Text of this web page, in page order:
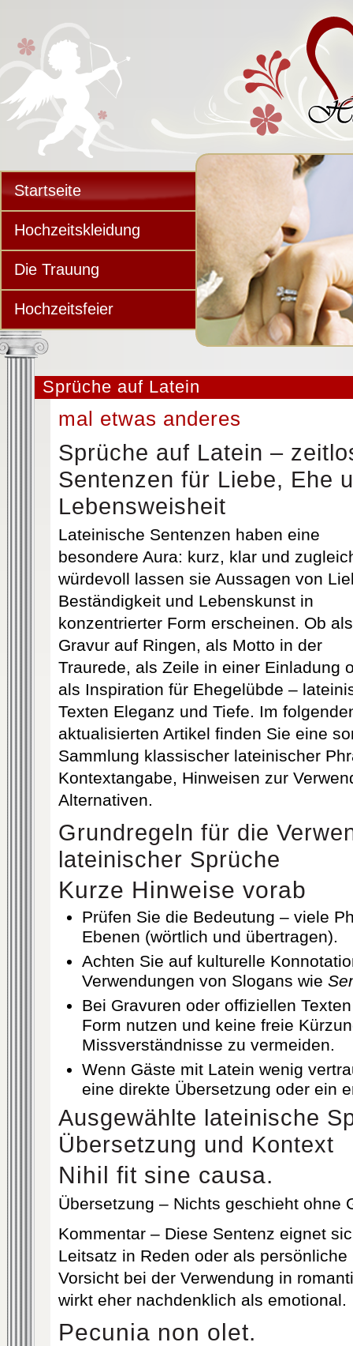
Startseite
Hochzeitskleidung
Die Trauung
Hochzeitsfeier
Sprüche auf Latein
mal etwas anderes
Sprüche auf Latein –
Sentenzen für Liebe, Ehe
Lebensweisheit
Lateinische Sentenzen haben eine
besondere Aura: kurz, klar und
würdevoll lassen sie Aussagen von
Beständigkeit und Lebenskunst in
konzentrierter Form erscheinen. Ob als
Gravur auf Ringen, als Motto in der
Traurede, als Zeile in einer Einladung
als Inspiration für Ehegelübde –
Texten Eleganz und Tiefe. Im
aktualisierten Artikel finden Sie eine
Sammlung klassischer lateinischer
Kontextangabe, Hinweisen zur
Alternativen.
Grundregeln für die
lateinischer Sprüche
Kurze Hinweise vorab
Prüfen Sie die Bedeutung – viele
Ebenen (wörtlich und übertragen).
Achten Sie auf kulturelle
Verwendungen von Slogans wie
Bei Gravuren oder offiziellen
Form nutzen und keine freie
Missverständnisse zu vermeiden.
Wenn Gäste mit Latein wenig
eine direkte Übersetzung oder ein
Ausgewählte lateinische
Übersetzung und Kontext
Nihil fit sine causa.
Übersetzung – Nichts geschieht ohne
Kommentar – Diese Sentenz eignet
Leitsatz in Reden oder als
Vorsicht bei der Verwendung in
wirkt eher nachdenklich als emotional.
Pecunia non olet.